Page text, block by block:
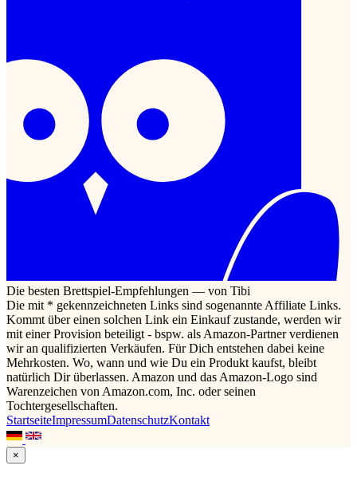
Die besten Brettspiel-Empfehlungen — von Tibi
Die mit * gekennzeichneten Links sind sogenannte Affiliate Links.
Kommt über einen solchen Link ein Einkauf zustande, werden wir
mit einer Provision beteiligt - bspw. als Amazon-Partner verdienen
wir an qualifizierten Verkäufen. Für Dich entstehen dabei keine
Mehrkosten. Wo, wann und wie Du ein Produkt kaufst, bleibt
natürlich Dir überlassen. Amazon und das Amazon-Logo sind
Warenzeichen von Amazon.com, Inc. oder seinen
Tochtergesellschaften.
StartseiteImpressumDatenschutzKontakt
×